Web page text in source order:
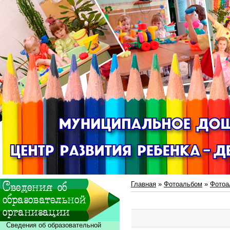
Сведения об образовательной
Главная » Фотоальбом »